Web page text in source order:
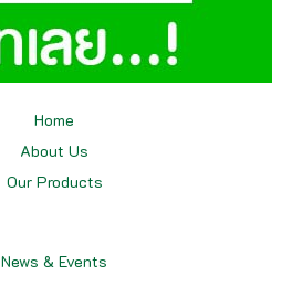
Home
About Us
Our Products
News & Events